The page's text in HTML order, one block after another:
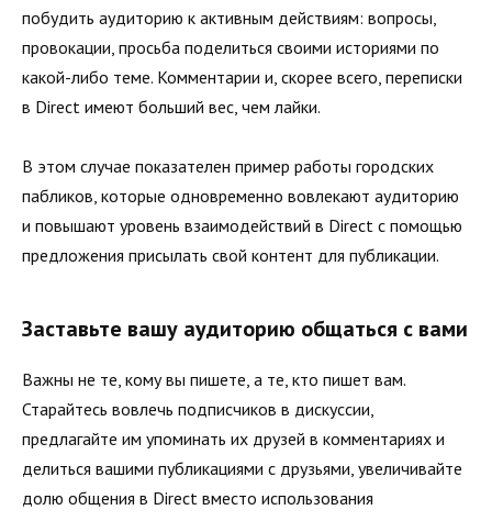
побудить аудиторию к активным действиям: вопросы,
провокации, просьба поделиться своими историями по
какой-либо теме. Комментарии и, скорее всего, переписки
в Direct имеют больший вес, чем лайки.
В этом случае показателен пример работы городских
пабликов, которые одновременно вовлекают аудиторию
и повышают уровень взаимодействий в Direct с помощью
предложения присылать свой контент для публикации.
Заставьте вашу аудиторию общаться с вами
Важны не те, кому вы пишете, а те, кто пишет вам.
Старайтесь вовлечь подписчиков в дискуссии,
предлагайте им упоминать их друзей в комментариях и
делиться вашими публикациями с друзьями, увеличивайте
долю общения в Direct вместо использования